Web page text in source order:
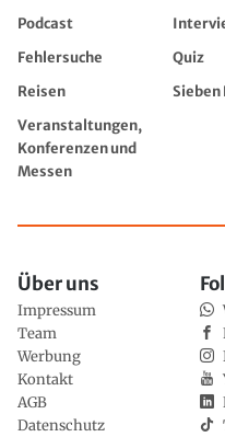
Podcast
Fehlersuche
Quiz
Reisen
Sieben
Veranstaltungen,
Konferenzen und
Messen
Über uns
Impressum
Team
Werbung
Kontakt
AGB
Datenschutz